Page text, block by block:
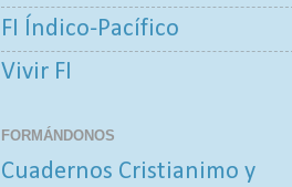
FI Índico-Pacífico
Vivir FI
FORMÁNDONOS
Cuadernos Cristianimo y